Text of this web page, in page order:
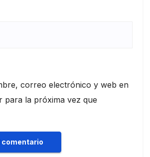
correo electrónico y web en
para la próxima vez que